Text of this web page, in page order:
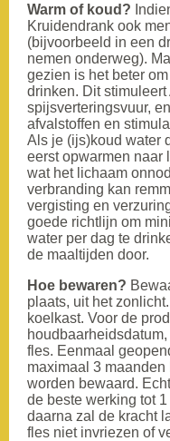
Warm of koud?
Kruidendrank ook
(bijvoorbeeld in een
nemen onderweg).
gezien is het beter
drinken. Dit
spijsverteringsvuur,
afvalstoffen en
Als je (ijs)koud water
eerst opwarmen naar
wat het lichaam
verbranding kan
vergisting en
goede richtlijn om
water per dag te
de maaltijden door.
Hoe bewaren?
plaats, uit het
koelkast. Voor de
fles. Eenmaal
maximaal 3
worden bewaard.
de beste werking tot
daarna zal de kracht
fles niet invriezen of